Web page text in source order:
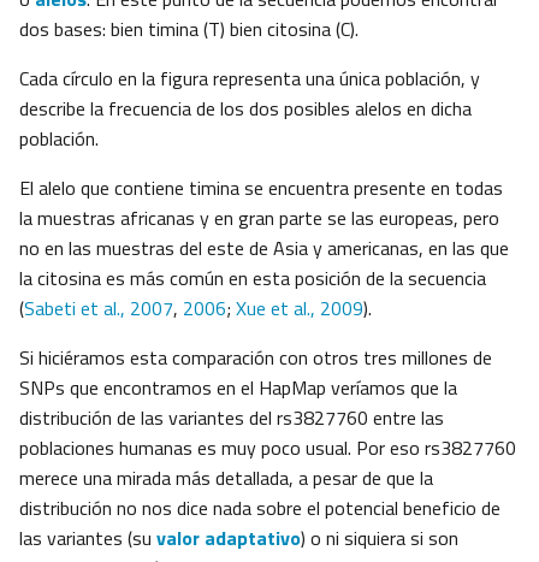
dos bases: bien timina (T) bien citosina (C).
Cada círculo en la figura representa una única población, y
describe la frecuencia de los dos posibles alelos en dicha
población.
El alelo que contiene timina se encuentra presente en todas
la muestras africanas y en gran parte se las europeas, pero
no en las muestras del este de Asia y americanas, en las que
la citosina es más común en esta posición de la secuencia
(Sabeti et al., 2007, 2006; Xue et al., 2009).
Si hiciéramos esta comparación con otros tres millones de
SNPs que encontramos en el HapMap veríamos que la
distribución de las variantes del rs3827760 entre las
poblaciones humanas es muy poco usual. Por eso rs3827760
merece una mirada más detallada, a pesar de que la
distribución no nos dice nada sobre el potencial beneficio de
las variantes (su valor adaptativo) o ni siquiera si son